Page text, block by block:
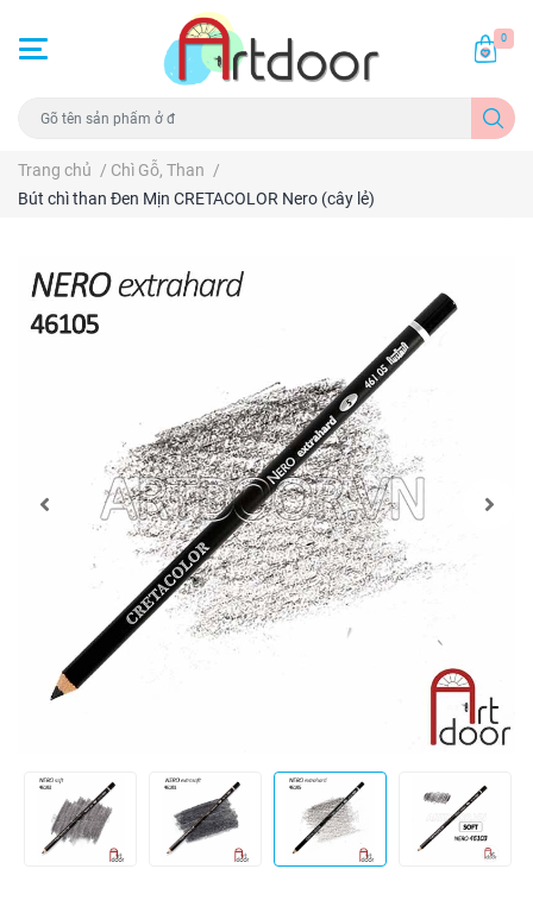
0
Trang chủ / Chì Gỗ, Than /
Bút chì than Đen Mịn CRETACOLOR Nero (cây lẻ)